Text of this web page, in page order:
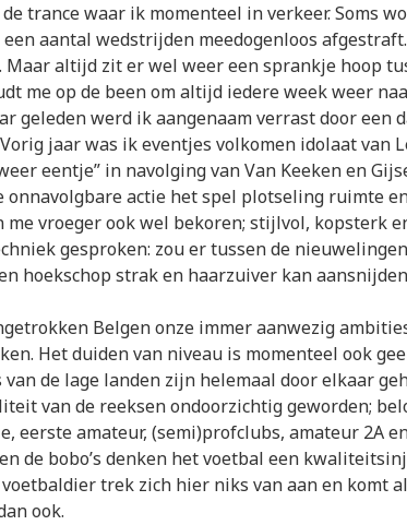
de trance waar ik momenteel in verkeer. Soms
aantal wedstrijden meedogenloos
Maar altijd zit er wel weer een sprankje hoop
me op de been om altijd iedere week weer
geleden werd ik aangenaam verrast door een
jaar was ik eventjes volkomen idolaat van
eentje” in navolging van Van Keeken en
onnavolgbare actie het spel plotseling ruimte
me vroeger ook wel bekoren; stijlvol, kopsterk
gesproken: zou er tussen de
hoekschop strak en haarzuiver kan
Belgen onze immer aanwezig
Het duiden van niveau is momenteel ook
de lage landen zijn helemaal door elkaar
van de reeksen ondoorzichtig geworden;
eerste amateur, (semi)profclubs, amateur 2A
de bobo’s denken het voetbal een
trek zich hier niks van aan en komt
ook.